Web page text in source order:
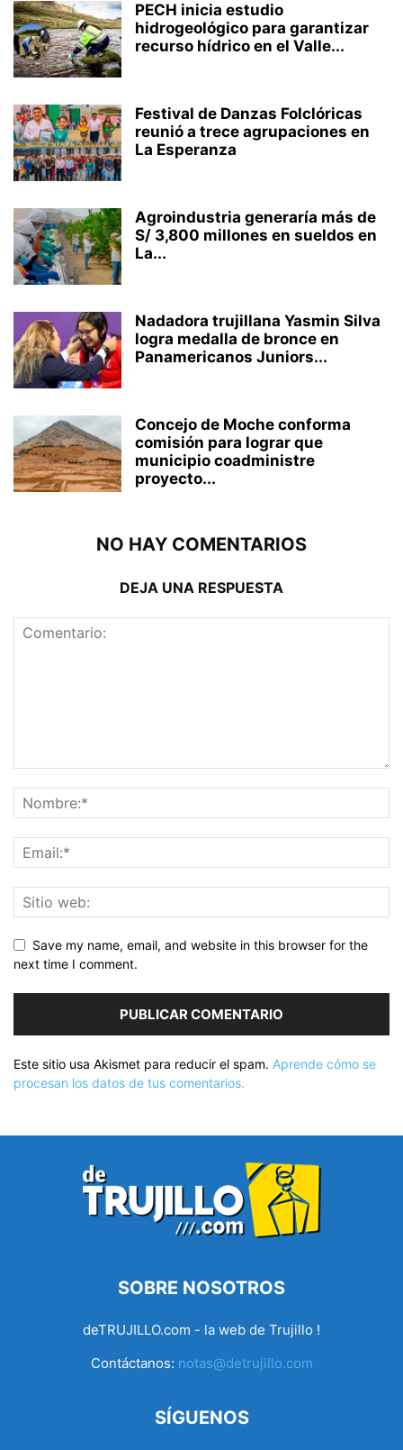
PECH inicia estudio
hidrogeológico para garantizar
recurso hídrico en el Valle...
Festival de Danzas Folclóricas
reunió a trece agrupaciones en
La Esperanza
Agroindustria generaría más de
S/ 3,800 millones en sueldos en
La...
Nadadora trujillana Yasmin Silva
logra medalla de bronce en
Panamericanos Juniors...
Concejo de Moche conforma
comisión para lograr que
municipio coadministre
proyecto...
NO HAY COMENTARIOS
DEJA UNA RESPUESTA
Save my name, email, and website in this browser for the
next time I comment.
Este sitio usa Akismet para reducir el spam. Aprende cómo se
procesan los datos de tus comentarios.
SOBRE NOSOTROS
deTRUJILLO.com - la web de Trujillo !
Contáctanos: notas@detrujillo.com
SÍGUENOS